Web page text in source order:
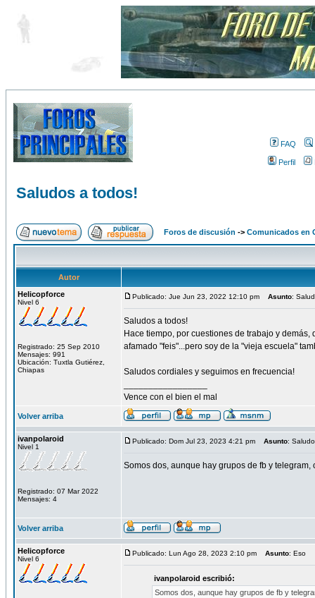
FAQ
Perfil
Saludos a todos!
Foros de discusión -> Comunicados en
Autor
Helicopforce
Nivel 6
Registrado: 25 Sep 2010
Mensajes: 991
Ubicación: Tuxtla Gutiérez,
Chiapas
Publicado: Jue Jun 23, 2022 12:10 pm Asunto:
Saludos a todos!
Hace tiempo, por cuestiones de trabajo y
afamado "feis"...pero soy de la "vieja escuela"
Saludos cordiales y seguimos en frecuencia!
Vence con el bien el mal
Volver arriba
ivanpolaroid
Nivel 1
Registrado: 07 Mar 2022
Mensajes: 4
Publicado: Dom Jul 23, 2023 4:21 pm Asunto:
Somos dos, aunque hay grupos de fb y
Volver arriba
Helicopforce
Nivel 6
Publicado: Lun Ago 28, 2023 2:10 pm Asunto: Eso
ivanpolaroid escribió:
Somos dos, aunque hay grupos de fb y